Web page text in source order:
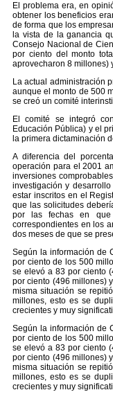
El problema era, en
obtener los beneficios
de forma que los
la vista de la ganancia
Consejo Nacional de
por ciento del monto
aprovecharon 8 millones)
La actual administración
aunque el monto de 500
se creó un comité
El comité se integró
Educación Pública) y el
la primera dictaminación
A diferencia del
operación para el 2001
inversiones
investigación y
estar inscritos en el
que las solicitudes
por las fechas en que
correspondientes en los
dos meses de que se
Según la información de
por ciento de los 500
se elevó a 83 por ciento
por ciento (496 millones)
misma situación se
millones, esto es se
crecientes y muy
Según la información de
por ciento de los 500
se elevó a 83 por ciento
por ciento (496 millones)
misma situación se
millones, esto es se
crecientes y muy